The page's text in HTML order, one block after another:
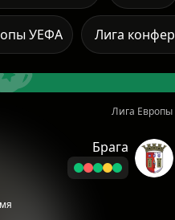
Лига
УЕФА
Лига Европы
Брага